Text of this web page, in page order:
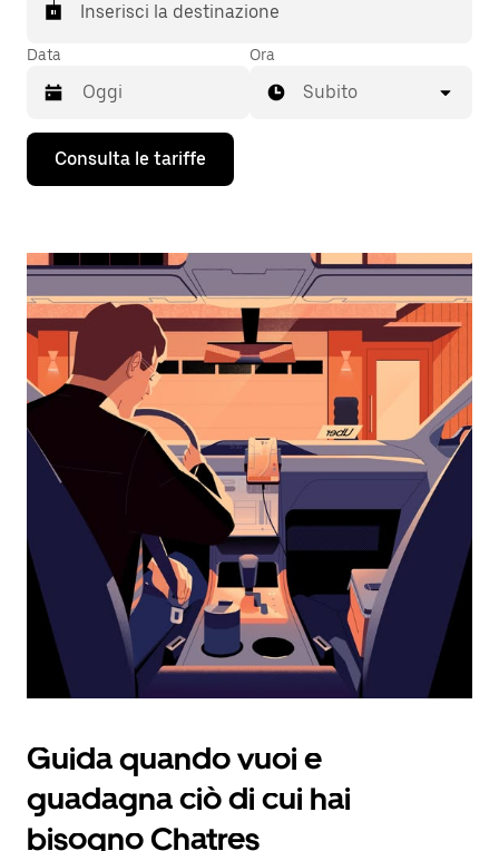
Inserisci la destinazione
Data
Utilizza
tasto
verso
basso
per
interagire
con
il
calendario
e
selezionare
una
data.
Utilizza
pulsante
Esc
per
chiudere
calendario.
Ora
Subito
Consulta le tariffe
Guida quando vuoi e
guadagna ciò di cui hai
bisogno Chatres